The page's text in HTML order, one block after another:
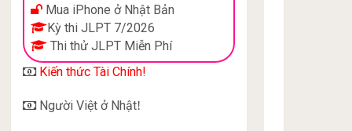
Mua iPhone ở Nhật Bản
Kỳ thi JLPT 7/2026
Thi thử JLPT Miễn Phí
Kiến thức Tài Chính!
Người Việt ở Nhật!